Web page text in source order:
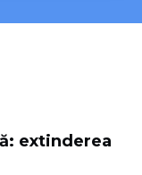
extinderea